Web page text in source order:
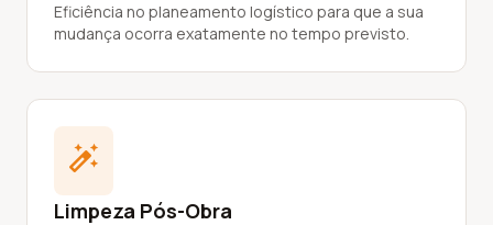
Eficiência no planeamento logístico para que a sua
mudança ocorra exatamente no tempo previsto.
auto_fix_high
Limpeza Pós-Obra